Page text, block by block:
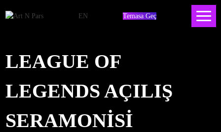
EN Temasa Geç
LEAGUE OF
LEGENDS AÇILIŞ
SERAMONİSİ